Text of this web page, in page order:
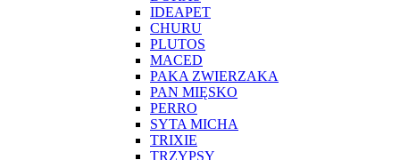
IDEAPET
CHURU
PLUTOS
MACED
PAKA ZWIERZAKA
PAN MIĘSKO
PERRO
SYTA MICHA
TRIXIE
TRZYPSY